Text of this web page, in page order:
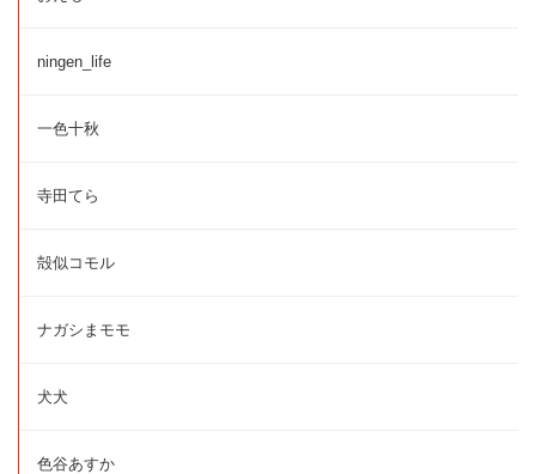
ningen_life
一色十秋
寺田てら
殻似コモル
ナガシまモモ
犬犬
色谷あすか